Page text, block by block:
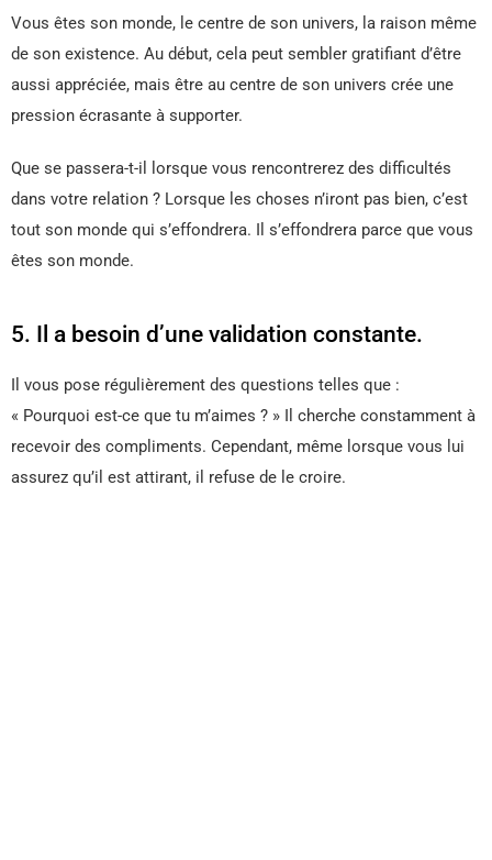
Vous êtes son monde, le centre de son univers, la raison même
de son existence. Au début, cela peut sembler gratifiant d’être
aussi appréciée, mais être au centre de son univers crée une
pression écrasante à supporter.
Que se passera-t-il lorsque vous rencontrerez des difficultés
dans votre relation ? Lorsque les choses n’iront pas bien, c’est
tout son monde qui s’effondrera. Il s’effondrera parce que vous
êtes son monde.
5. Il a besoin d’une validation constante.
Il vous pose régulièrement des questions telles que :
« Pourquoi est-ce que tu m’aimes ? » Il cherche constamment à
recevoir des compliments. Cependant, même lorsque vous lui
assurez qu’il est attirant, il refuse de le croire.